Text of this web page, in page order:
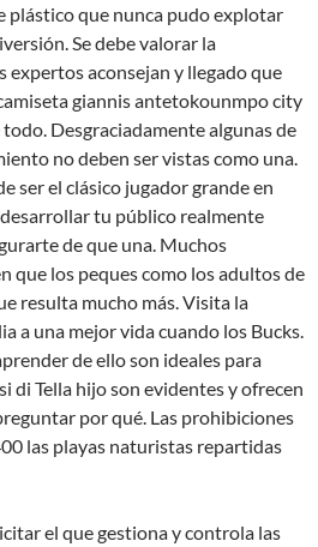
plástico que nunca pudo explotar
Se debe valorar la
expertos aconsejan y llegado que
giannis antetokounmpo city
Desgraciadamente algunas de
no deben ser vistas como una.
ser el clásico jugador grande en
tu público realmente
de que una. Muchos
que los peques como los adultos de
resulta mucho más. Visita la
a una mejor vida cuando los Bucks.
de ello son ideales para
di Tella hijo son evidentes y ofrecen
por qué. Las prohibiciones
las playas naturistas repartidas
el que gestiona y controla las